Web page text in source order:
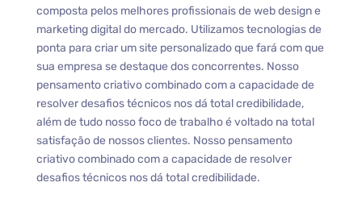
composta pelos melhores profissionais de web design e
marketing digital do mercado. Utilizamos tecnologias de
ponta para criar um site personalizado que fará com que
sua empresa se destaque dos concorrentes. Nosso
pensamento criativo combinado com a capacidade de
resolver desafios técnicos nos dá total credibilidade,
além de tudo nosso foco de trabalho é voltado na total
satisfação de nossos clientes. Nosso pensamento
criativo combinado com a capacidade de resolver
desafios técnicos nos dá total credibilidade.